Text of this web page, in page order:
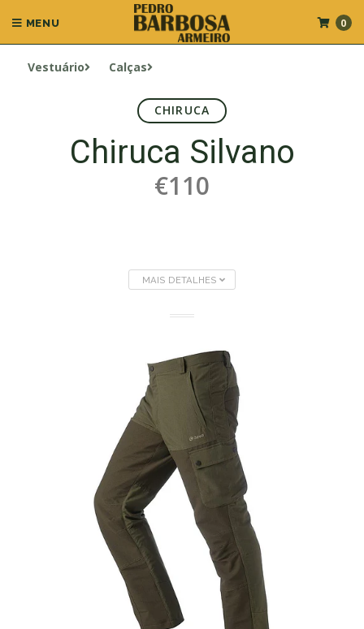
MENU 0
Vestuário Calças
CHIRUCA
Chiruca Silvano
€110
MAIS DETALHES